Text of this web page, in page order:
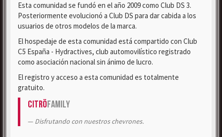
Esta comunidad se fundó en el año 2009 como Club DS 3.
Posteriormente evolucionó a Club DS para dar cabida a los
usuarios de otros modelos de la marca.
El hospedaje de esta comunidad está compartido con Club
C5 España - Hydractives, club automovilístico registrado
como asociación nacional sin ánimo de lucro.
El registro y acceso a esta comunidad es totalmente
gratuito.
CitröFamily
Disfrutando con nuestros chevrones.